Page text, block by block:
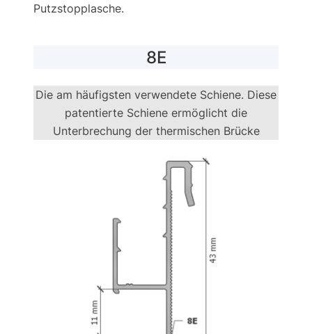
Putzstopplasche.
8E
Die am häufigsten verwendete Schiene. Diese
patentierte Schiene ermöglicht die
Unterbrechung der thermischen Brücke